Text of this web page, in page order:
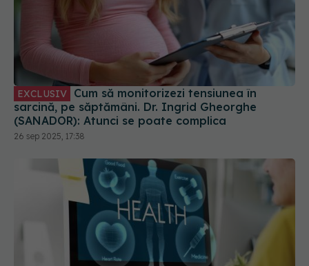
EXCLUSIV
sarcină, pe săptămâni. Dr. Ingrid Gheorghe
(SANADOR): Atunci se poate complica
26 sep 2025, 17:38